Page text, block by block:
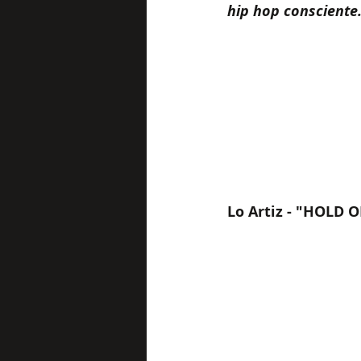
hip hop consciente.
Lo Artiz - "HOLD